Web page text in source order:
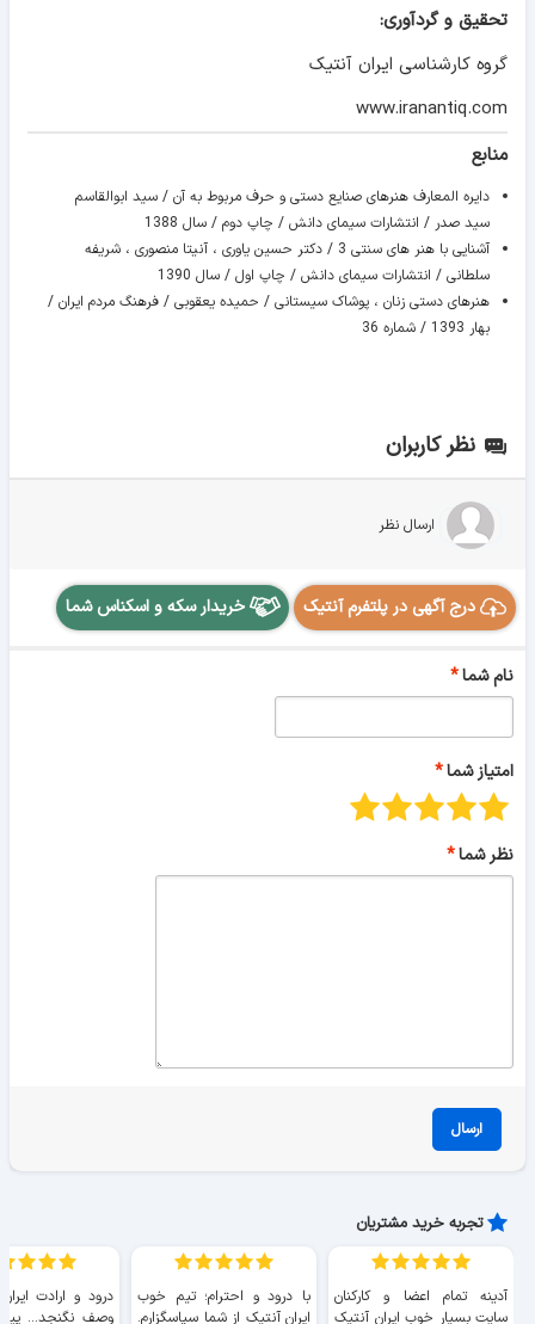
تحقیق و گردآوری:
گروه کارشناسی ایران آنتیک
www.iranantiq.com
منابع
دايره المعارف هنرهای صنايع دستی و حرف مربوط به آن / سيد ابوالقاسم
سيد صدر / انتشارات سيمای دانش / چاپ دوم / سال 1388
آشنايی با هنر های سنتی 3 / دکتر حسين ياوری ، آنيتا منصوری ، شريفه
سلطانی / انتشارات سيمای دانش / چاپ اول / سال 1390
هنرهای دستی زنان ، پوشاک سیستانی / حمیده یعقوبی / فرهنگ مردم ایران /
بهار 1393 / شماره 36
نظر کاربران
ارسال نظر
درج آگهی در پلتفرم آنتیک خریدار سکه و اسکناس شما
نام شما
امتیاز شما
نظر شما
ارسال
تجربه خرید مشتریان
آدینه تمام اعضا و کارکنان
سایت بسیار خوب ايران آنتیک
با درود و احترام؛ تیم خوب
ایران آنتیک از شما سپاسگزارم.
درود و ارادت
وصف نگنجد...